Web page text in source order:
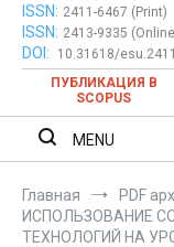
Евразийский
ISSN: 2411-6467 (Print)
ISSN: 2413-9335
DOI:
10.31618/
ПУБЛИКАЦИЯ В
SCOPUS
MENU
Главная
PDF
ИСПОЛЬЗОВАНИЕ
ТЕХНОЛОГИЙ НА